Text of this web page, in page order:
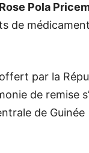
Rose Pola
de
offert par la
de remise
de Guinée